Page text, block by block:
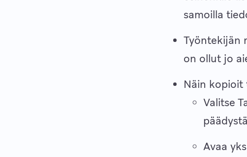
samoilla
Työntekijän
on ollut jo
Näin kopioit
Valitse
Avaa